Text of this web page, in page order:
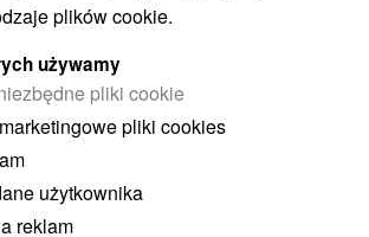
Tatrach w hotelu z basenem o
m² i światem saun
Kontakt★★
I Kolacja
plików cookie.
używamy
pliki cookie
pliki cookies
użytkownika
reklam